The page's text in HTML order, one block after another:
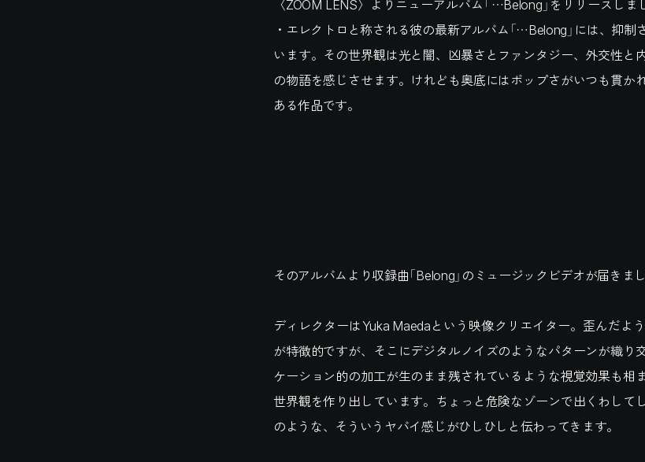
〈ZOOM LENS〉よりニューアルバム「…Belong」をリリースし
・エレクトロと称される彼の最新アルバム「…Belong」には、抑制
います。その世界観は光と闇、凶暴さとファンタジー、外交性と
の物語を感じさせます。けれども奥底にはポップさがいつも貫か
ある作品です。
そのアルバムより収録曲「Belong」のミュージックビデオが届きまし
ディレクターはYuka Maedaという映像クリエイター。歪んだよ
が特徴的ですが、そこにデジタルノイズのようなパターンが織り
ケーション的の加工が生のまま残されているような視覚効果も相
世界観を作り出しています。ちょっと危険なゾーンで出くわして
のような、そういうヤバイ感じがひしひしと伝わってきます。